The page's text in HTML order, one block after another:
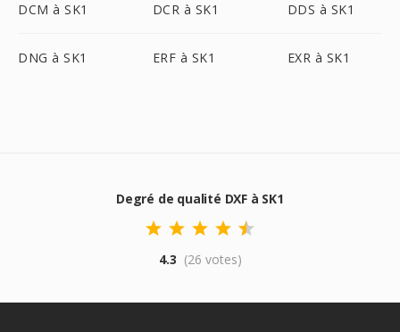
DCM à SK1 DCR à SK1 DDS à SK1
DNG à SK1 ERF à SK1 EXR à SK1
Degré de qualité DXF à SK1
4.3 (26 votes)